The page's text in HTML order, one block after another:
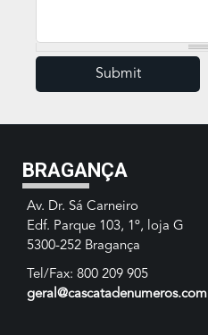
BRAGANÇA
Av. Dr. Sá Carneiro
Edf. Parque 103, 1º, loja G
5300-252 Bragança
Tel/Fax: 800 209 905
geral@cascatadenumeros.com